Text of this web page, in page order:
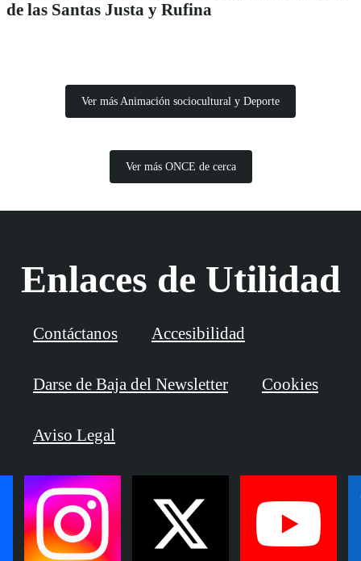
de las Santas Justa y Rufina
Ver más Animación sociocultural y Deporte
Ver más ONCE de cerca
Enlaces de Utilidad
Contáctanos Accesibilidad
Darse de Baja del Newsletter Cookies
Aviso Legal